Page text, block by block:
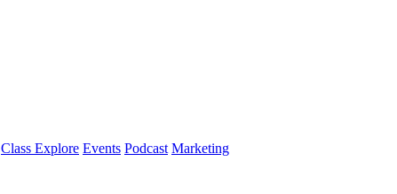
Class Explore Events Podcast Marketing